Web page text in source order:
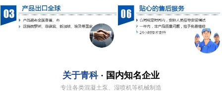
关于青科· 国内知名企业
专注各类混凝土泵、湿喷机等机械制造